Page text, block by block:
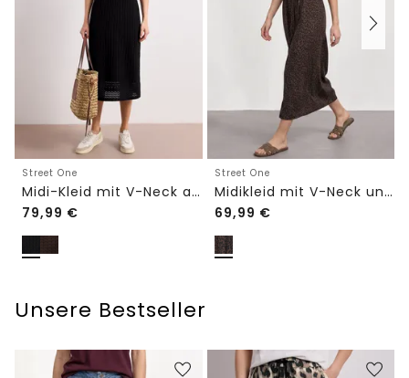
Street One
Midi-Kleid mit V-Neck aus Spitze
79,99 €
Street One
Midikleid mit V-Neck und Leo-Print
69,99 €
Unsere Bestseller